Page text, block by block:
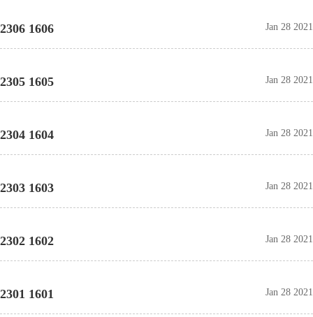
2306 1606 Jan 28 2021
2305 1605 Jan 28 2021
2304 1604 Jan 28 2021
2303 1603 Jan 28 2021
2302 1602 Jan 28 2021
2301 1601 Jan 28 2021